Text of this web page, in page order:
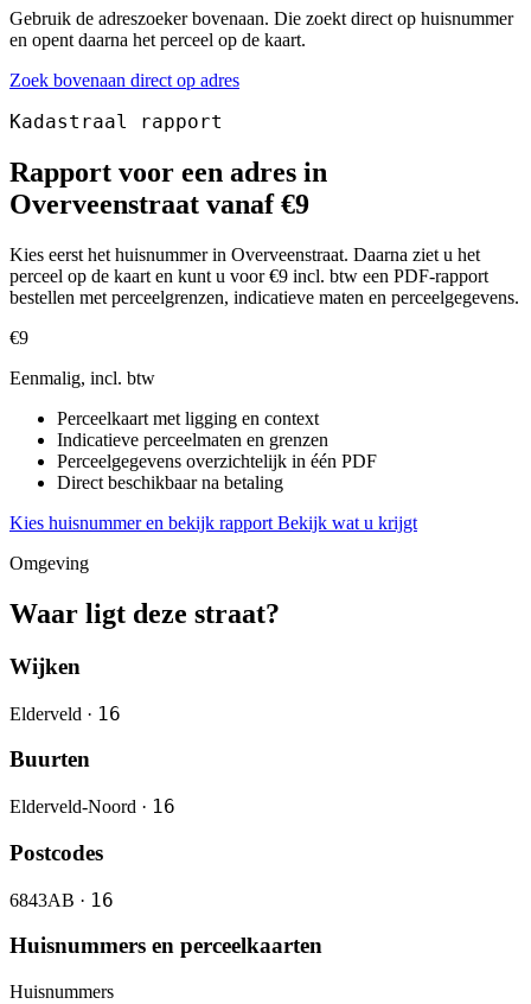
Gebruik de adreszoeker bovenaan. Die zoekt direct op huisnummer
en opent daarna het perceel op de kaart.
Zoek bovenaan direct op adres
Kadastraal rapport
Rapport voor een adres in
Overveenstraat vanaf €9
Kies eerst het huisnummer in Overveenstraat. Daarna ziet u het
perceel op de kaart en kunt u voor €9 incl. btw een PDF-rapport
bestellen met perceelgrenzen, indicatieve maten en perceelgegevens.
€9
Eenmalig, incl. btw
Perceelkaart met ligging en context
Indicatieve perceelmaten en grenzen
Perceelgegevens overzichtelijk in één PDF
Direct beschikbaar na betaling
Kies huisnummer en bekijk rapport Bekijk wat u krijgt
Omgeving
Waar ligt deze straat?
Wijken
Elderveld · 16
Buurten
Elderveld-Noord · 16
Postcodes
6843AB · 16
Huisnummers en perceelkaarten
Huisnummers